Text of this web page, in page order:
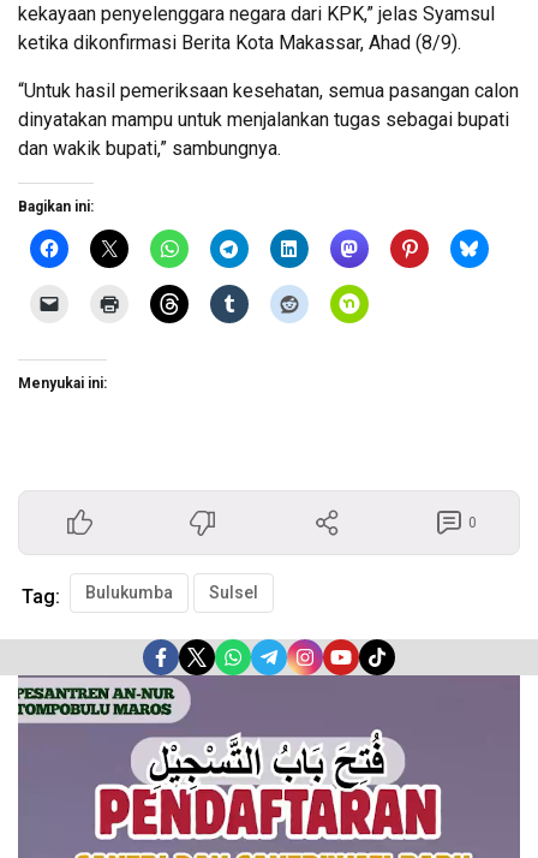
kekayaan penyelenggara negara dari KPK,” jelas Syamsul
ketika dikonfirmasi Berita Kota Makassar, Ahad (8/9).
“Untuk hasil pemeriksaan kesehatan, semua pasangan calon
dinyatakan mampu untuk menjalankan tugas sebagai bupati
dan wakik bupati,” sambungnya.
Bagikan ini:
Menyukai ini:
0
Tag: Bulukumba Sulsel
Pemutar
Video